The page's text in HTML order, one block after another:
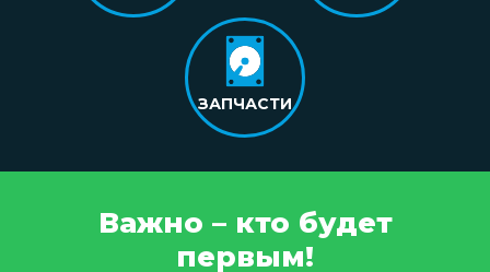
ЗАПЧАСТИ
Важно – кто будет
первым!